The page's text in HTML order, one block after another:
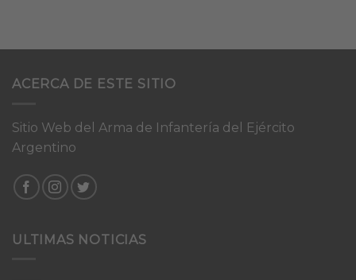
ACERCA DE ESTE SITIO
Sitio Web del Arma de Infantería del Ejército
Argentino
ULTIMAS NOTICIAS